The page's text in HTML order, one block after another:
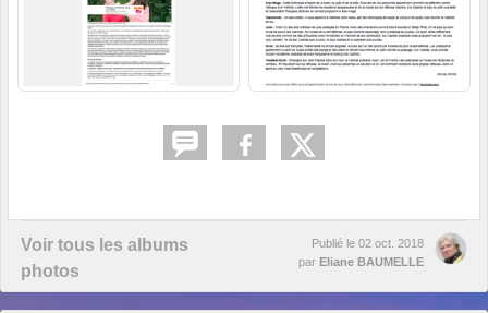
Voir tous les albums
photos
Publié le 02 oct. 2018
par Eliane BAUMELLE